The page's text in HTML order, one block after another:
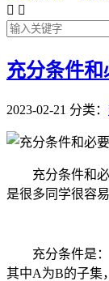
 
充分条件
2023-02-21 分类：
充分条件和必
是很多同学很容
充分条件是：
其中A为B的子集